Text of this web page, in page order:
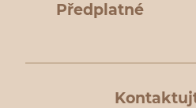
Předplatné